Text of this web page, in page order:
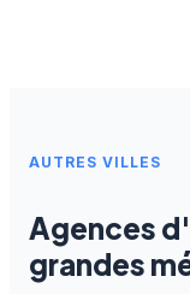
AUTRES VILLES
Agences
grandes